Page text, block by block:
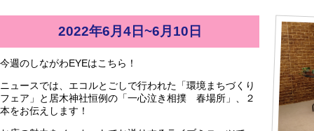
2022年6月4日~6月10日
今週のしながわEYEはこちら！
ニュースでは、エコルとごしで行われた「環境まちづくり
フェア」と居木神社恒例の「一心泣き相撲 春場所」、２
本をお伝えします！